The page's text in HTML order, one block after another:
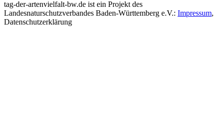
tag-der-artenvielfalt-bw.de ist ein Projekt des
Landesnaturschutzverbandes Baden-Württemberg e.V.: Impressum,
Datenschutzerklärung